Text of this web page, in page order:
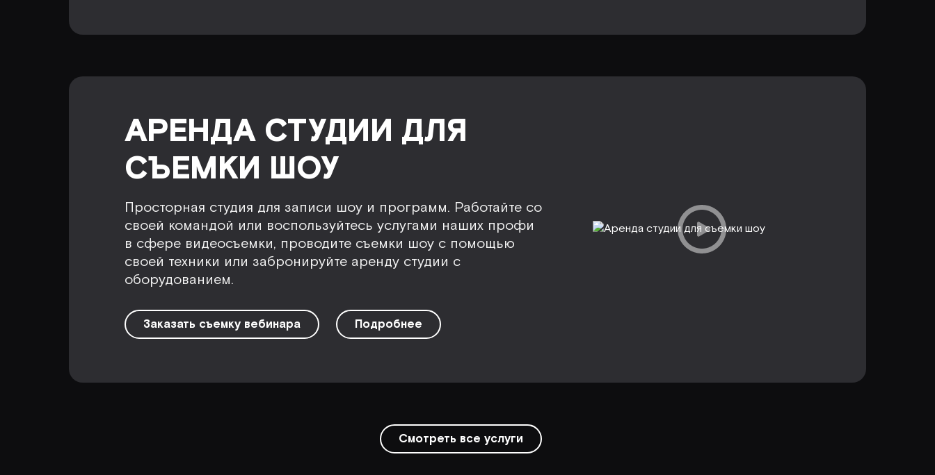
АРЕНДА СТУДИИ ДЛЯ
СЪЕМКИ ШОУ
Просторная студия для записи шоу и программ. Работайте со
своей командой или воспользуйтесь услугами наших профи
в сфере видеосъемки, проводите съемки шоу с помощью
своей техники или забронируйте аренду студии с
оборудованием.
Заказать съемку вебинара Подробнее
Смотреть все услуги